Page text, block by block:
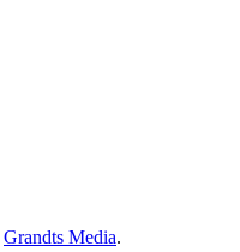
Grandts Media.